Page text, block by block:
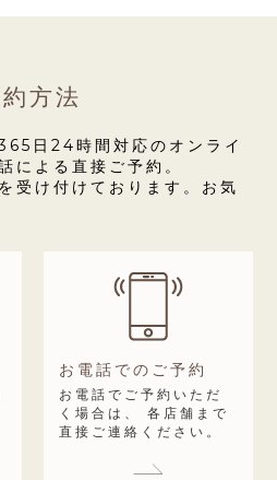
ついて
せん。
び行政機関より要請を受け
合。
いて
って入力された個人情報が
んされることを防ぐために
Layer）技術を使用し、
しております。また当社
を保護・管理するにあた
アクセス、個人情報の紛
えいなどを防ぐための適切
ります。
方法
日24時間対応のオンライ
による直接ご予約。
受け付けております。お気
お電話でのご予約
お電話でご予約いただ
く場合は、
各店舗まで
直接ご連絡ください。